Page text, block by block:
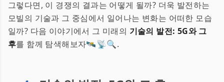
그렇다면, 이 경쟁의 결과는 어떻게 될까? 더욱 발전하는
모빌의 기술과 그 중심에서 일어나는 변화는 어떠한 모습
일까? 다음 이야기에서 그 미래의 기술의 발전: 5G와 그
후를 함께 탐색해보자🛰📡🔍.